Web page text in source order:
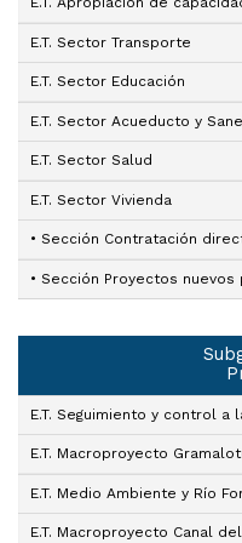
E.T. Sector Transporte
E.T. Sector Educación
E.T. Sector Acueducto y
E.T. Sector Salud
E.T. Sector Vivienda
• Sección Contratación
• Sección Proyectos
E.T. Seguimiento y control
E.T. Macroproyecto
E.T. Medio Ambiente y Río
E.T. Macroproyecto Canal